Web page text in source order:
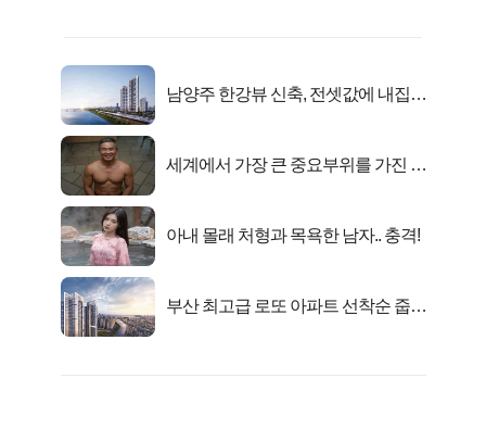
남양주 한강뷰 신축, 전셋값에 내집마
세계에서 가장 큰 중요부위를 가진 남
아내 몰래 처형과 목욕한 남자.. 충격!
부산 최고급 로또 아파트 선착순 줍줍